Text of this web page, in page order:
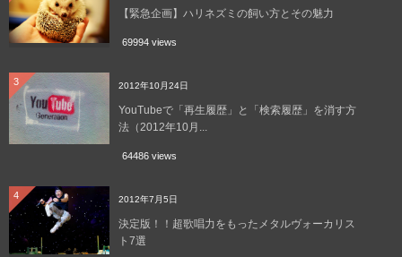
【緊急企画】ハリネズミの飼い方とその魅力
69994 views
3 2012年10月24日
YouTubeで「再生履歴」と「検索履歴」を消す方
法（2012年10月...
64486 views
4 2012年7月5日
決定版！！超歌唱力をもったメタルヴォーカリス
ト7選